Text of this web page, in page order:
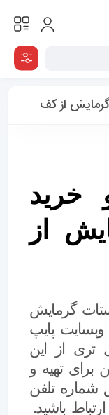
از کف
خرید
از
گرمایش
پایپ
تری از این
تهیه و
شماره تلفن
باشید.